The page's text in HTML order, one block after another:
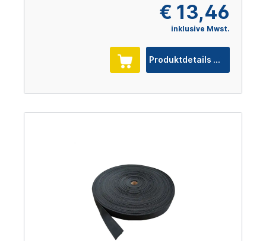
€ 13,46
inklusive Mwst.
Produktdetails